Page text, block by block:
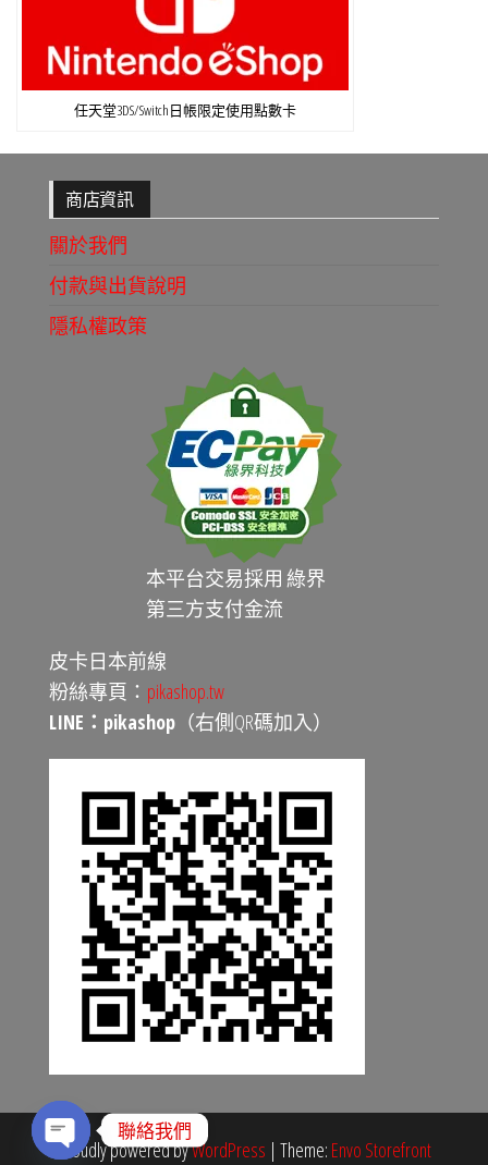
任天堂3DS/Switch日帳限定使用點數卡
商店資訊
關於我們
付款與出貨說明
隱私權政策
本平台交易採用 綠界
第三方支付金流
皮卡日本前線
粉絲專頁： pikashop.tw
LINE：pikashop （右側QR碼加入）
Proudly powered byWordPress | Theme: Envo Storefront
聯絡我們